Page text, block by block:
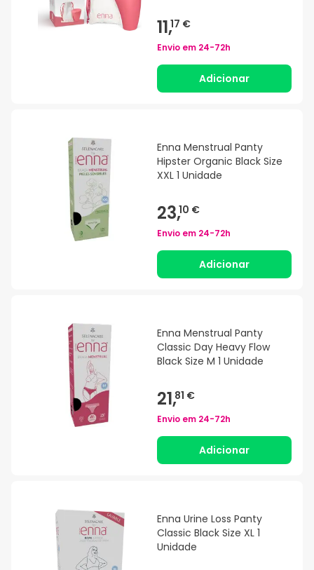
11,17 €
Envio em 24-72h
Adicionar
Enna Menstrual Panty
Hipster Organic Black Size
XXL 1 Unidade
23,10 €
Envio em 24-72h
Adicionar
Enna Menstrual Panty
Classic Day Heavy Flow
Black Size M 1 Unidade
21,81 €
Envio em 24-72h
Adicionar
Enna Urine Loss Panty
Classic Black Size XL 1
Unidade